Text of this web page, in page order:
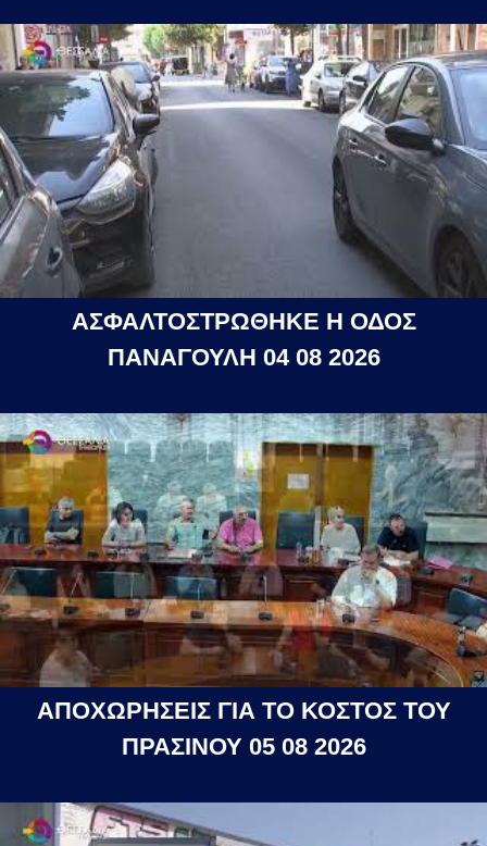
ΑΣΦΑΛΤΟΣΤΡΩΘΗΚΕ Η ΟΔΟΣ
ΠΑΝΑΓΟΥΛΗ 04 08 2026
ΑΠΟΧΩΡΗΣΕΙΣ ΓΙΑ ΤΟ ΚΟΣΤΟΣ ΤΟΥ
ΠΡΑΣΙΝΟΥ 05 08 2026